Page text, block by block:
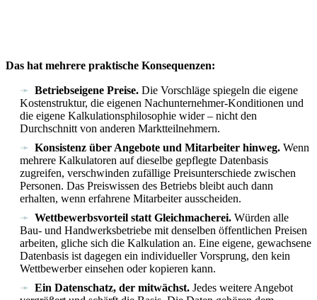
Das hat mehrere praktische Konsequenzen:
Betriebseigene Preise. Die Vorschläge spiegeln die eigene
Kostenstruktur, die eigenen Nachunternehmer-Konditionen und
die eigene Kalkulationsphilosophie wider – nicht den
Durchschnitt von anderen Marktteilnehmern.
Konsistenz über Angebote und Mitarbeiter hinweg. Wenn
mehrere Kalkulatoren auf dieselbe gepflegte Datenbasis
zugreifen, verschwinden zufällige Preisunterschiede zwischen
Personen. Das Preiswissen des Betriebs bleibt auch dann
erhalten, wenn erfahrene Mitarbeiter ausscheiden.
Wettbewerbsvorteil statt Gleichmacherei. Würden alle
Bau- und Handwerksbetriebe mit denselben öffentlichen Preisen
arbeiten, gliche sich die Kalkulation an. Eine eigene, gewachsene
Datenbasis ist dagegen ein individueller Vorsprung, den kein
Wettbewerber einsehen oder kopieren kann.
Ein Datenschatz, der mitwächst. Jedes weitere Angebot